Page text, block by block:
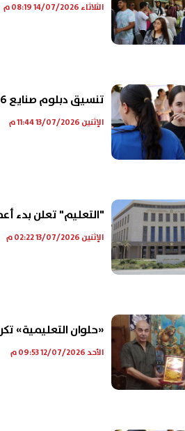
الثلاثاء 14/07/2026 08:19 م
تنسيق دبلوم صنايع 2026 نظام 3 سنوات.. الكليات المتاحة ومؤشرات القبول
الإثنين 13/07/2026 11:44 م
"التعليم" تعلن بدء
الإثنين 13/07/2026 02:22 م
«حلوان التعليمية»
الأحد 12/07/2026 09:53 م